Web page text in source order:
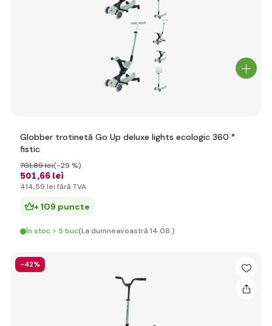
Globber trotinetă Go Up deluxe lights ecologic 360 °
fistic
501,66 lei
701,89 lei(-29 %)
414,59 lei fără TVA
+ 109 puncte
În stoc > 5 buc(La dumneavoastră 14.08.)
-42%